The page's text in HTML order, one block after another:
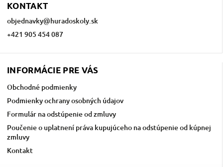
KONTAKT
objednavky@huradoskoly.sk
+421 905 454 087
INFORMÁCIE PRE VÁS
Obchodné podmienky
Podmienky ochrany osobných údajov
Formulár na odstúpenie od zmluvy
Poučenie o uplatnení práva kupujúceho na odstúpenie od kúpnej
zmluvy
Kontakt